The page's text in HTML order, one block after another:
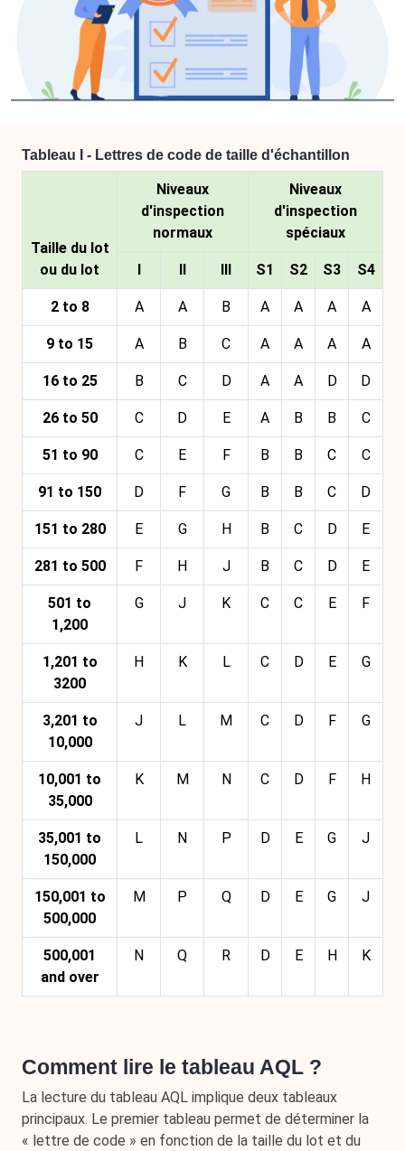
Tableau I - Lettres de code de taille d'échantillon
Taille du lot
ou du lot
Niveaux
d'inspection
normaux
Niveaux
d'inspection
spéciaux
I II III S1 S2 S3 S4
2 to 8 A A B A A A A
9 to 15 A B C A A A A
16 to 25 B C D A A D D
26 to 50 C D E A B B C
51 to 90 C E F B B C C
91 to 150 D F G B B C D
151 to 280 E G H B C D E
281 to 500 F H J B C D E
501 to
1,200
G J K C C E F
1,201 to
3200
H K L C D E G
3,201 to
10,000
J L M C D F G
10,001 to
35,000
K M N C D F H
35,001 to
150,000
L N P D E G J
150,001 to
500,000
M P Q D E G J
500,001
and over
N Q R D E H K
Comment lire le tableau AQL ?
La lecture du tableau AQL implique deux tableaux
principaux. Le premier tableau permet de déterminer la
« lettre de code » en fonction de la taille du lot et du